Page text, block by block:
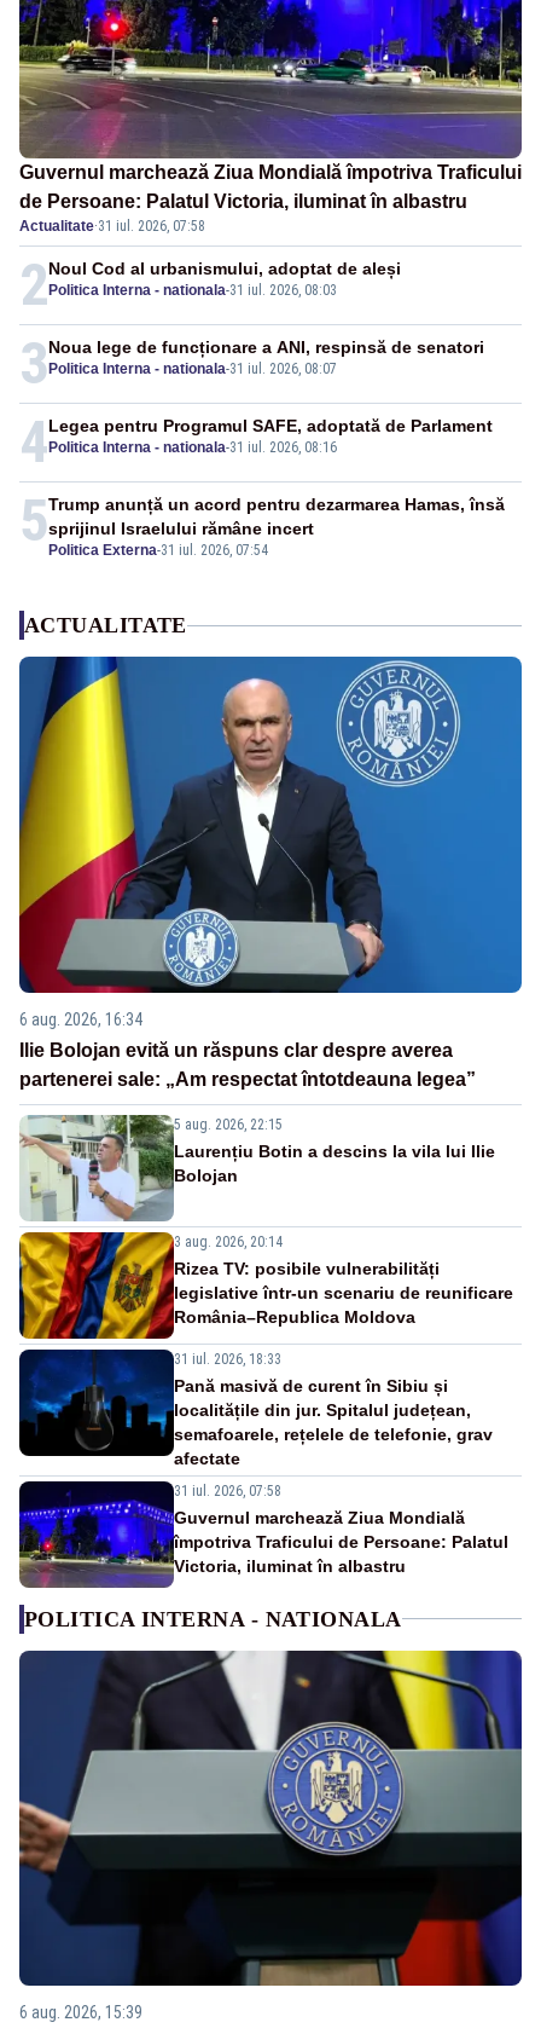
Guvernul marchează Ziua Mondială împotriva Traficului
de Persoane: Palatul Victoria, iluminat în albastru
Actualitate·31 iul. 2026, 07:58
2 Politica Interna - nationala-31 iul. 2026, 08:03
Noul Cod al urbanismului, adoptat de aleși
3 Politica Interna - nationala-31 iul. 2026, 08:07
Noua lege de funcționare a ANI, respinsă de senatori
4 Politica Interna - nationala-31 iul. 2026, 08:16
Legea pentru Programul SAFE, adoptată de Parlament
5 Politica Externa-31 iul. 2026, 07:54
Trump anunță un acord pentru dezarmarea Hamas, însă
sprijinul Israelului rămâne incert
ACTUALITATE
6 aug. 2026, 16:34
Ilie Bolojan evită un răspuns clar despre averea
partenerei sale: „Am respectat întotdeauna legea”
5 aug. 2026, 22:15
Laurențiu Botin a descins la vila lui Ilie
Bolojan
3 aug. 2026, 20:14
Rizea TV: posibile vulnerabilități
legislative într-un scenariu de reunificare
România–Republica Moldova
31 iul. 2026, 18:33
Pană masivă de curent în Sibiu și
localitățile din jur. Spitalul județean,
semafoarele, rețelele de telefonie, grav
afectate
31 iul. 2026, 07:58
Guvernul marchează Ziua Mondială
împotriva Traficului de Persoane: Palatul
Victoria, iluminat în albastru
POLITICA INTERNA - NATIONALA
6 aug. 2026, 15:39